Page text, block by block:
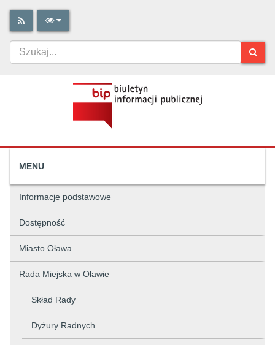
MENU
Informacje podstawowe
Dostępność
Miasto Oława
Rada Miejska w Oławie
Skład Rady
Dyżury Radnych